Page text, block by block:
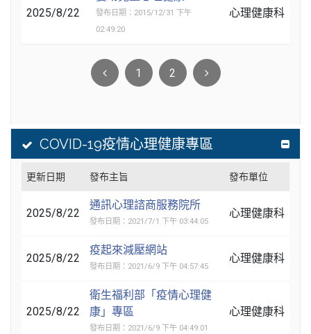
2025/8/22
發布日期：2015/12/31 下午
02:49:20
心理健康科
1 2
COVID-19疫情心理健康專區
更新日期 發布主旨 發布單位
2025/8/22
通訊心理諮商服務院所
發布日期：2021/7/1 下午 03:44:05
心理健康科
2025/8/22
疫起來減壓網站
發布日期：2021/6/9 下午 04:57:45
心理健康科
2025/8/22
衛生福利部「疫情心理健
康」專區
發布日期：2021/6/9 下午 04:49:01
心理健康科